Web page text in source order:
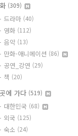
(309)
드라마 (40)
영화 (112)
음악 (13)
만화-애니메이션 (86)
공연_강연 (29)
책 (20)
에 가다 (519)
대한민국 (68)
외국 (125)
숙소 (24)